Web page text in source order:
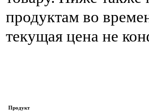
продуктам во
текущая цена не
Продукт